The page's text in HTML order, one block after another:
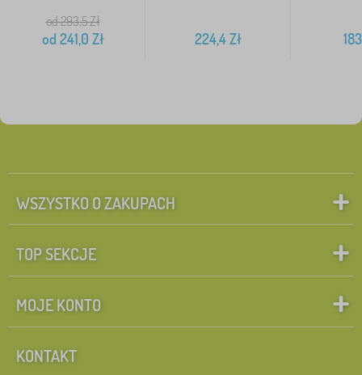
od 293,5Zł
od 241,0 Zł 224,4Zł
WSZYSTKO O ZAKUPACH
TOP SEKCJE
MOJE KONTO
KONTAKT